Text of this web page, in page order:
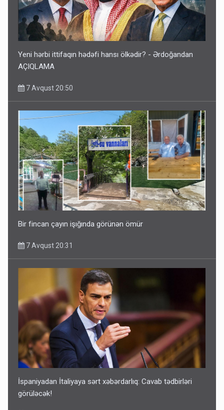
Yeni hərbi ittifaqın hədəfi hansı ölkədir? - Ərdoğandan
AÇIQLAMA
7 Avqust 20:50
Bir fincan çayın işığında görünən ömür
7 Avqust 20:31
İspaniyadan İtaliyaya sərt xəbərdarlıq: Cavab tədbirləri
görüləcək!